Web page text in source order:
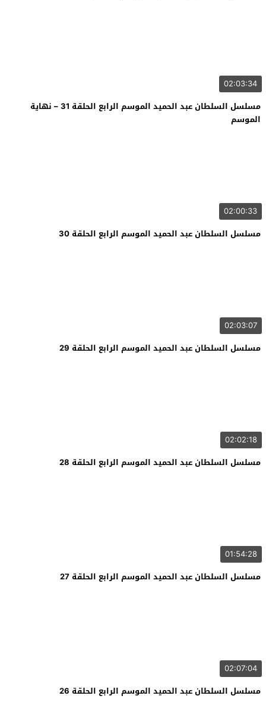
02:03:34
مسلسل السلطان عبد الحميد الموسم الرابع الحلقة 31 – نهاية
الموسم
02:00:33
مسلسل السلطان عبد الحميد الموسم الرابع الحلقة 30
02:03:07
مسلسل السلطان عبد الحميد الموسم الرابع الحلقة 29
02:02:18
مسلسل السلطان عبد الحميد الموسم الرابع الحلقة 28
01:54:28
مسلسل السلطان عبد الحميد الموسم الرابع الحلقة 27
02:07:04
مسلسل السلطان عبد الحميد الموسم الرابع الحلقة 26